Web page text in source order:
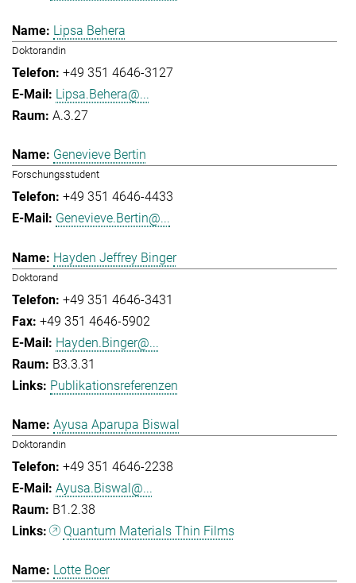
Lipsa Behera
Doktorandin
+49 351 4646-3127
Lipsa.Behera@...
A.3.27
Genevieve Bertin
Forschungsstudent
+49 351 4646-4433
Genevieve.Bertin@...
Hayden Jeffrey Binger
Doktorand
+49 351 4646-3431
+49 351 4646-5902
Hayden.Binger@...
B3.3.31
Publikationsreferenzen
Ayusa Aparupa Biswal
Doktorandin
+49 351 4646-2238
Ayusa.Biswal@...
B1.2.38
Quantum Materials Thin Films
Lotte Boer